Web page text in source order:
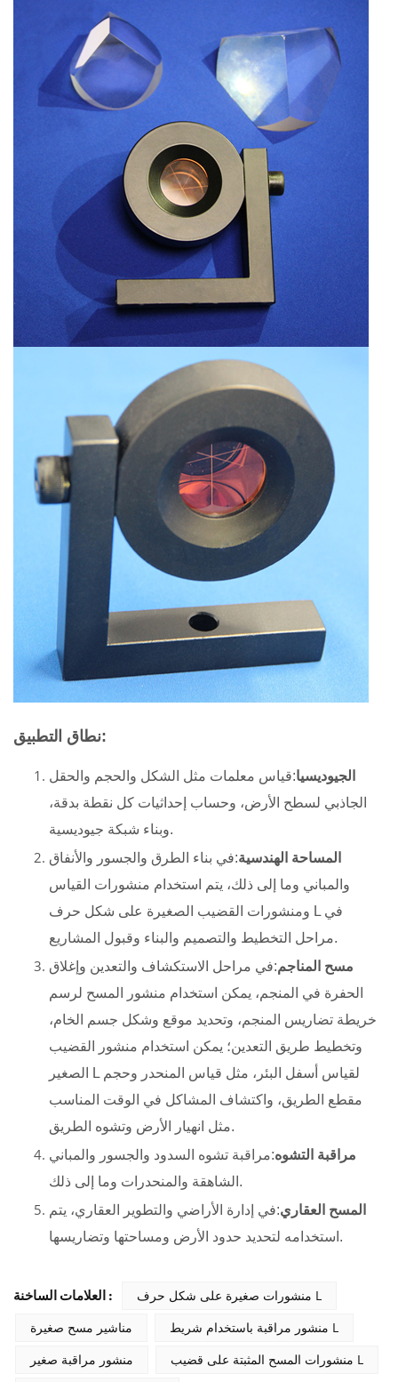
نطاق التطبيق:
الجيوديسيا:قياس معلمات مثل الشكل والحجم والحقل
الجاذبي لسطح الأرض، وحساب إحداثيات كل نقطة بدقة،
وبناء شبكة جيوديسية.
المساحة الهندسية:في بناء الطرق والجسور والأنفاق
والمباني وما إلى ذلك، يتم استخدام منشورات القياس
ومنشورات القضيب الصغيرة على شكل حرف L في
مراحل التخطيط والتصميم والبناء وقبول المشاريع.
مسح المناجم:في مراحل الاستكشاف والتعدين وإغلاق
الحفرة في المنجم، يمكن استخدام منشور المسح لرسم
خريطة تضاريس المنجم، وتحديد موقع وشكل جسم الخام،
وتخطيط طريق التعدين؛ يمكن استخدام منشور القضيب
الصغير L لقياس أسفل البئر، مثل قياس المنحدر وحجم
مقطع الطريق، واكتشاف المشاكل في الوقت المناسب
مثل انهيار الأرض وتشوه الطريق.
مراقبة التشوه:مراقبة تشوه السدود والجسور والمباني
الشاهقة والمنحدرات وما إلى ذلك.
المسح العقاري:في إدارة الأراضي والتطوير العقاري، يتم
استخدامه لتحديد حدود الأرض ومساحتها وتضاريسها.
العلامات الساخنة :
منشورات صغيرة على شكل حرف L
مناشير مسح صغيرة
منشور مراقبة باستخدام شريط L
منشور مراقبة صغير
منشورات المسح المثبتة على قضيب L